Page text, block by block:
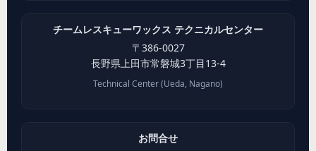
チームレスキューワックス テクニカルセンター
〒 386-0027
長野県上田市常磐城3丁目13-4
Technical Center (Ueda, Nagano)
お問合せ